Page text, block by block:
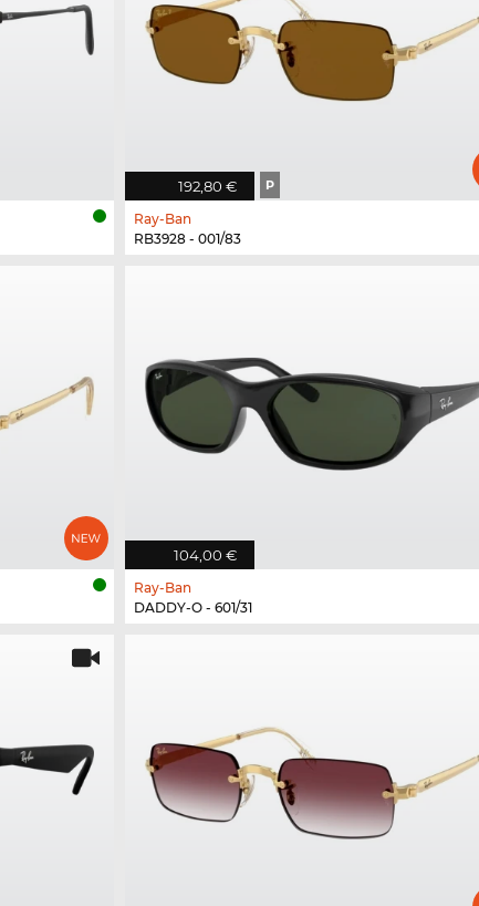
192,80 € P
Ray-Ban
RB3928 - 001/83
104,00 €
Ray-Ban
DADDY-O - 601/31